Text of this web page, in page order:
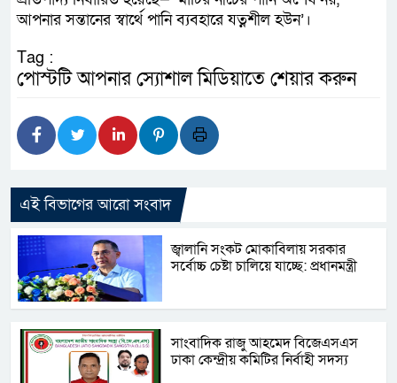
আপনার সন্তানের স্বার্থে পানি ব্যবহারে যত্নশীল হউন’।
Tag :
পোস্টটি আপনার স্যোশাল মিডিয়াতে শেয়ার করুন
এই বিভাগের আরো সংবাদ
জ্বালানি সংকট মোকাবিলায় সরকার
সর্বোচ্চ চেষ্টা চালিয়ে যাচ্ছে: প্রধানমন্ত্রী
সাংবাদিক রাজু আহমেদ বিজেএসএস
ঢাকা কেন্দ্রীয় কমিটির নির্বাহী সদস্য